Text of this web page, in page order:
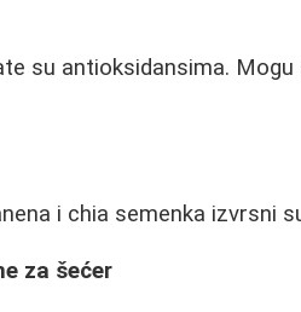
su antioksidansima.
i chia semenka izvrsni
za šećer